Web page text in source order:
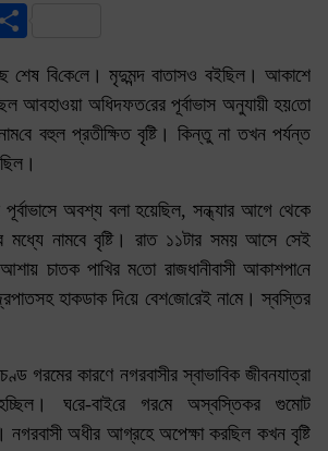
Email
শেষ বি‌কে‌লে। মৃদুমন্দ বাতাসও বই‌ছিল। আকাশে
আবহাওয়া অ‌ধিদফত‌রের পূর্বাভাস অনুযায়ী হয়‌তো
বহুল প্র‌তীক্ষিত বৃ‌ষ্টি। কিন্তু না তখন পর্যন্ত
অবশ্য বলা‌ হয়ে‌ছিল, সন্ধ্যার আগে থেকে
মধ্যে নামবে বৃষ্টি। রাত ১১টার সময় আসে সেই‌
আশায় চাতক পা‌খির ম‌তো রাজধানীবা‌সী আকাশপা‌নে
হাকডাক দি‌য়ে বেশ‌জো‌রেই না‌মে। স্ব‌স্তির
গরমের কারণে নগরবাসীর স্বাভাবিক জীবনযাত্রা
হচ্ছিল। ঘ‌রে-বাই‌রে গর‌মে অস্ব‌স্তিকর গুমোট
নগরবাসী অধীর আগ্রহে অপেক্ষা করছিল কখন বৃষ্টি